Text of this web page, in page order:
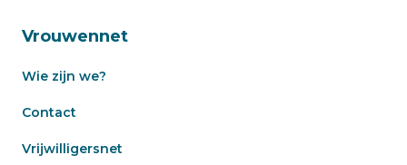
Vrouwennet
Wie zijn we?
Contact
Vrijwilligersnet